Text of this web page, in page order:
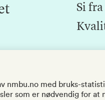
Si
nmbu.no med bruks-
som er nødvendig for at